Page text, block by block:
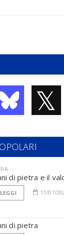
𝕏
di pietra e il
LEGGI 11/07/
di pietra